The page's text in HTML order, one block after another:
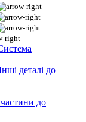
деталі до
до